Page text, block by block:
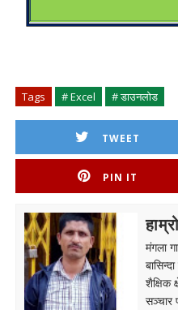
Tags # Excel # डाउनलोड
TWEET
PIN IT
मंगला
शैक्षिक
सञ्चार